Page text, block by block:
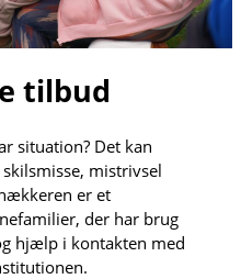
tilbud
situation? Det kan
mistrivsel
er et
der har brug
hjælp i kontakten med